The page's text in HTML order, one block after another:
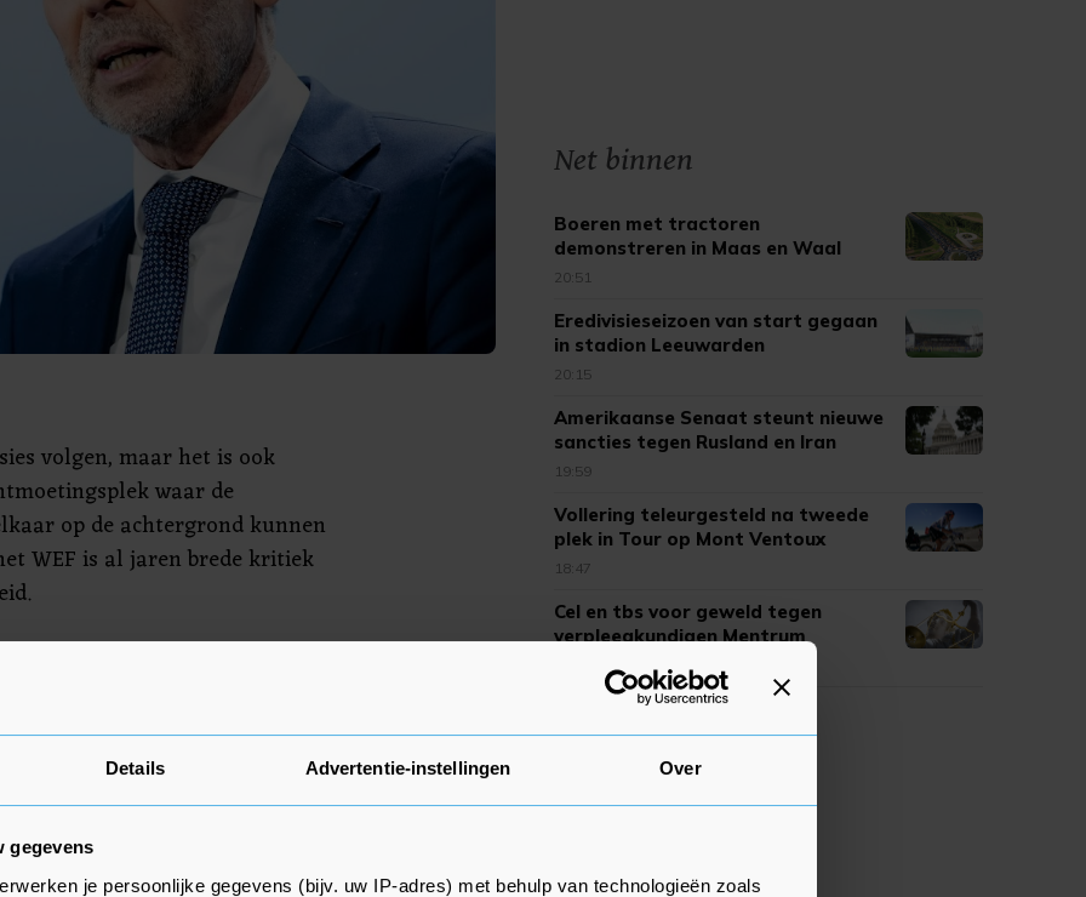
Details Advertentie-instellingen Over
gegevens
je persoonlijke gegevens (bijv. uw IP-adres) met behulp van technologieën zoals
volgen, maar het is ook
waar de
op de achtergrond kunnen
WEF is al jaren brede kritiek
op X al weten dat er geen
gaan die namens de PVV in
Net binnen
Boeren met tractoren
demonstreren in Maas en Waal
20:51
Eredivisieseizoen van start gegaan
in stadion Leeuwarden
20:15
Amerikaanse Senaat steunt nieuwe
sancties tegen Rusland en Iran
19:59
Vollering teleurgesteld na tweede
plek in Tour op Mont Ventoux
18:47
Cel en tbs voor geweld tegen
verpleegkundigen Mentrum